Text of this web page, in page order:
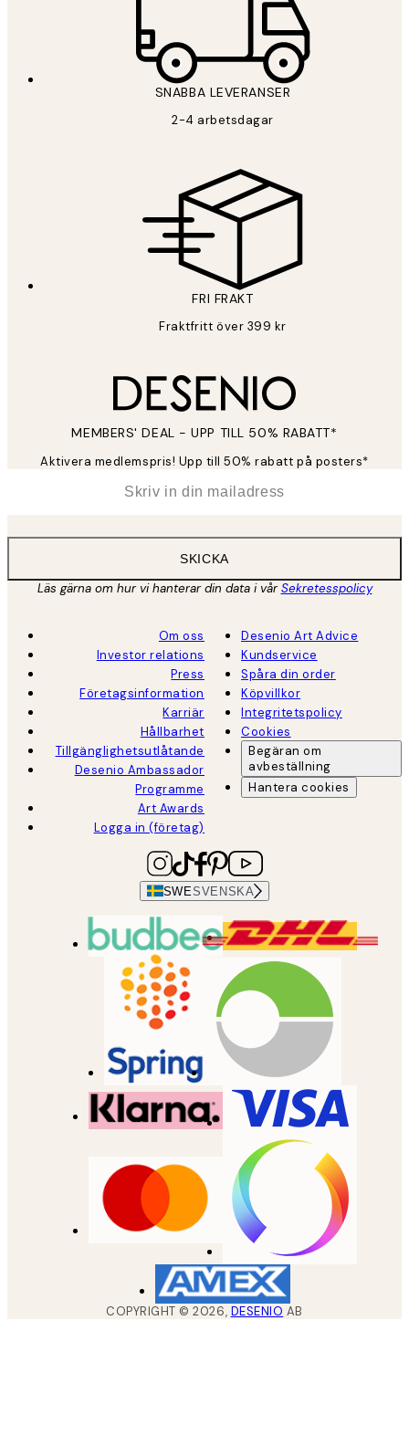
SNABBA LEVERANSER
2-4 arbetsdagar
FRI FRAKT
Fraktfritt över 399 kr
MEMBERS' DEAL - UPP TILL 50% RABATT*
Aktivera medlemspris! Upp till 50% rabatt på posters*
SKICKA
Läs gärna om hur vi hanterar din data i vårSekretesspolicy
Om oss
Investor relations
Press
Företagsinformation
Karriär
Hållbarhet
Tillgänglighetsutlåtande
Desenio Ambassador
Programme
Art Awards
Logga in (företag)
Desenio Art Advice
Kundservice
Spåra din order
Köpvillkor
Integritetspolicy
Cookies
Begäran om
avbeställning
Hantera cookies
SWESVENSKA
COPYRIGHT ©2026, DESENIO AB